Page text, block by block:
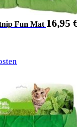
Fun Mat 16,95